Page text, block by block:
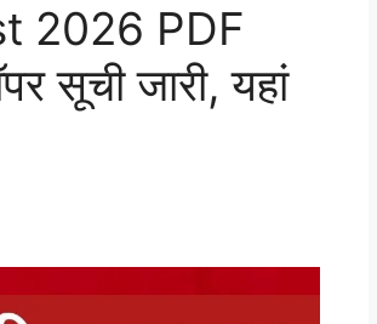
2026 PDF
सूची जारी, यहां